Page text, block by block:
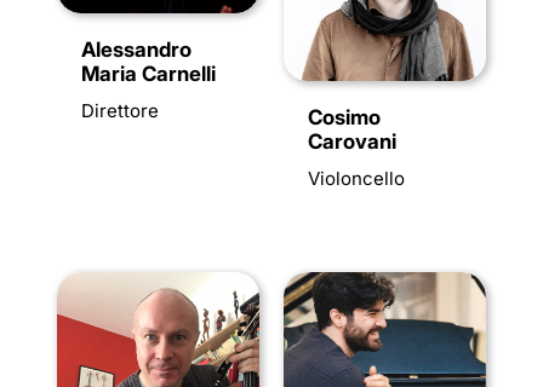
Alessandro
Maria Carnelli
Direttore
Cosimo
Carovani
Violoncello